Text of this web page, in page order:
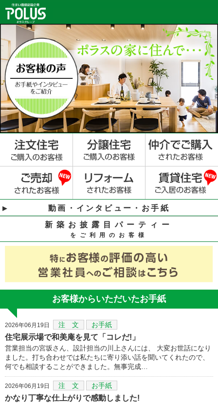
動画・インタビュー・お手紙
新築お披露目パーティー
をご利用のお客様
お客様からいただいたお手紙
2026年06月19日 注 文 お手紙
住宅展示場で和美庵を見て「コレだ!」
営業担当の宮坂さん、設計担当の川上さんには、 大変お世話になり
ました。打ち合わせでは私たちに寄り添い話を聞いてくれたので、
何でも相談することができました。無事完成…
2026年06月19日 注 文 お手紙
かなり丁寧な仕上がりで感動しました!